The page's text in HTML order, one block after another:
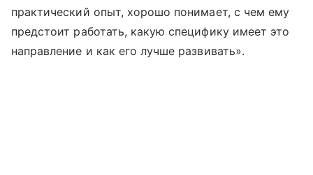
практический опыт, хорошо понимает, с чем ему
предстоит работать, какую специфику имеет это
направление и как его лучше развивать».